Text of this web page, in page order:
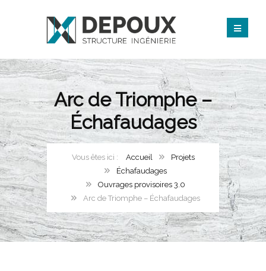
Arc de Triomphe –
Échafaudages
Accueil
Projets
Échafaudages
Ouvrages provisoires 3.0
Arc de Triomphe – Échafaudages